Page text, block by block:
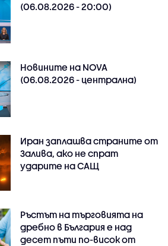
(06.08.2026 - 20:00)
Новините на NOVA
(06.08.2026 - централна)
Иран заплашва страните от
Залива, ако не спрат
ударите на САЩ
Ръстът на търговията на
дребно в България е над
десет пъти по-висок от